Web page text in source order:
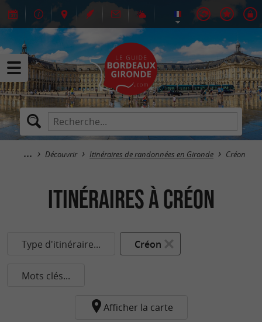
Découvrir Itinéraires de randonnées en Gironde Créon
itinéraires à Créon
Type d'itinéraire... Créon
Mots clés...
Afficher la carte